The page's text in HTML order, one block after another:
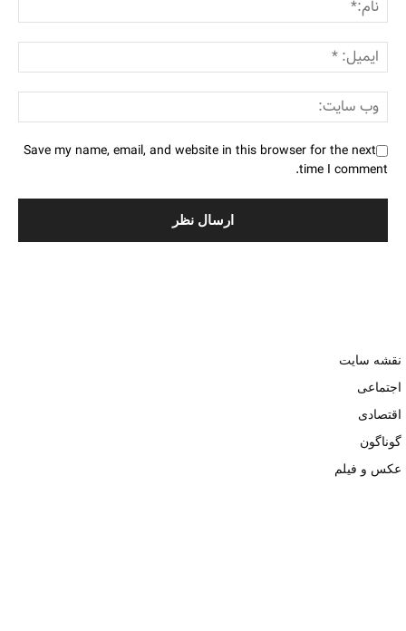
Save my name, email, and website in this browser for the next
time I comment.
نقشه سایت
اجتماعی
اقتصادی
گوناگون
عکس و فیلم